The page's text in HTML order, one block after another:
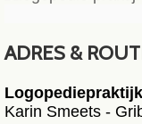
ADRES &
Karin Smeets -